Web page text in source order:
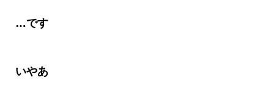
…です
いやあ